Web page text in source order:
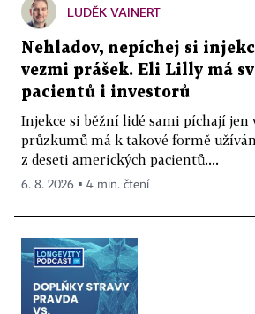
LUDĚK VAINERT
Nehladov, nepíchej si
vezmi prášek. Eli Lilly má
pacientů i investorů
Injekce si běžní lidé sami píchají jen
průzkumů má k takové formě
z deseti amerických pacientů....
6. 8. 2026 ▪ 4 min. čtení